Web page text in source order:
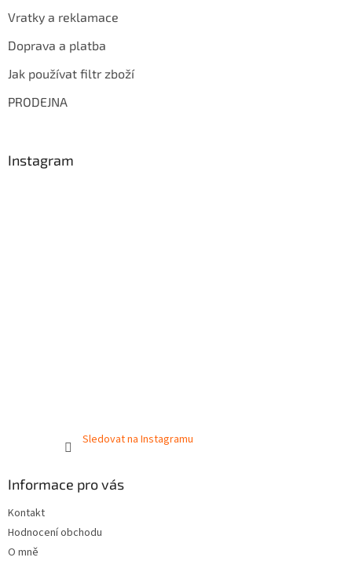
Vratky a reklamace
Doprava a platba
Jak používat filtr zboží
PRODEJNA
Instagram
Sledovat na Instagramu
Informace pro vás
Kontakt
Hodnocení obchodu
O mně